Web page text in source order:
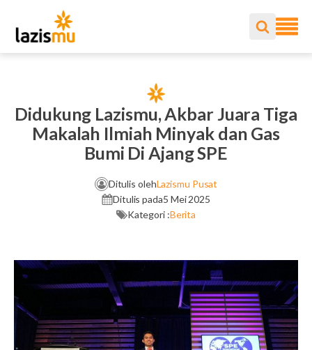
Didukung Lazismu, Akbar Juara Tiga
Makalah Ilmiah Minyak dan Gas
Bumi Di Ajang SPE
Ditulis olehLazismu Pusat
Ditulis pada5 Mei 2025
Kategori :Berita